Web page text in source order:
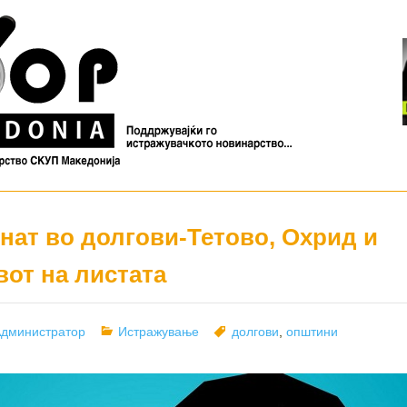
во долгови-Тетово, Охрид и
на листата
Categories
Истражување Tags
долгови ,општини